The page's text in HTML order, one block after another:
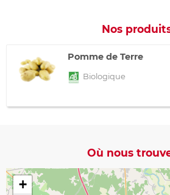
Nos
Pomme de Terre
Biologique
Où nous
+